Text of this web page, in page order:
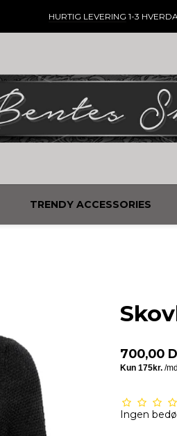
HURTIG LEVERING 1-3
TRENDY ACCESSORIES
700,00
Ingen